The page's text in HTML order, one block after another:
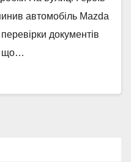
автомобіль Mazda
документів
що…